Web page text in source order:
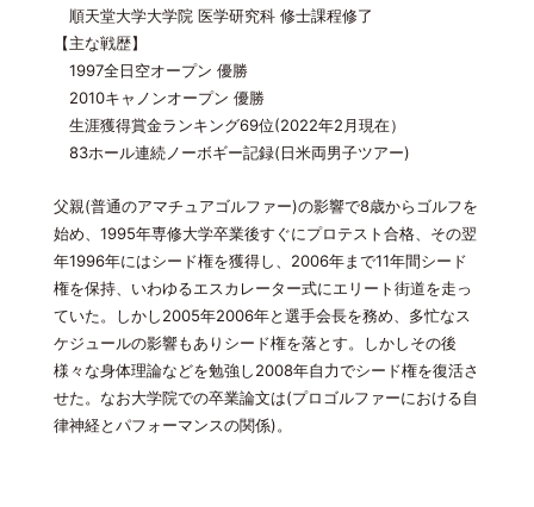
順天堂大学大学院 医学研究科 修士課程修了
【主な戦歴】
1997全日空オープン 優勝
2010キャノンオープン 優勝
生涯獲得賞金ランキング69位(2022年2月現在）
83ホール連続ノーボギー記録(日米両男子ツアー)
父親(普通のアマチュアゴルファー)の影響で8歳からゴルフを
始め、1995年専修大学卒業後すぐにプロテスト合格、その翌
年1996年にはシード権を獲得し、2006年まで11年間シード
権を保持、いわゆるエスカレーター式にエリート街道を走っ
ていた。しかし2005年2006年と選手会長を務め、多忙なス
ケジュールの影響もありシード権を落とす。しかしその後
様々な身体理論などを勉強し2008年自力でシード権を復活さ
せた。なお大学院での卒業論文は(プロゴルファーにおける自
律神経とパフォーマンスの関係)。